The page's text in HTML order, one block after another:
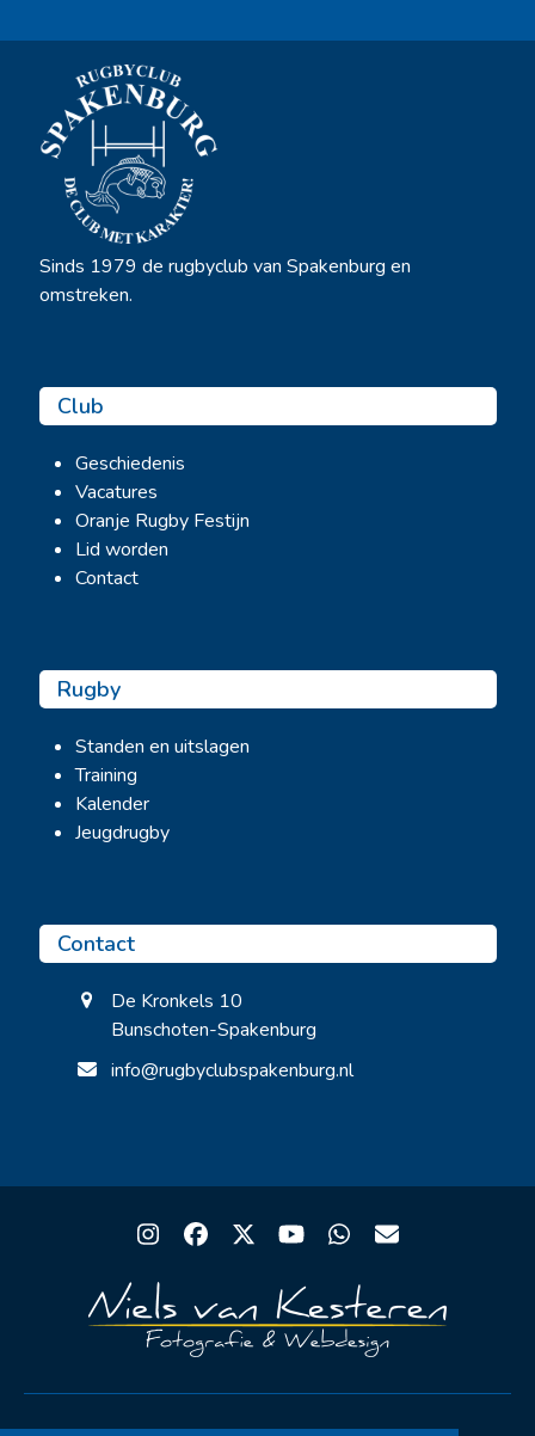
Sinds 1979 de rugbyclub van Spakenburg en
omstreken.
Club
Geschiedenis
Vacatures
Oranje Rugby Festijn
Lid worden
Contact
Rugby
Standen en uitslagen
Training
Kalender
Jeugdrugby
Contact
De Kronkels 10
Bunschoten-Spakenburg
info@rugbyclubspakenburg.nl
Instagram
Facebook
TwitterYouTubeWhatsapp
Email